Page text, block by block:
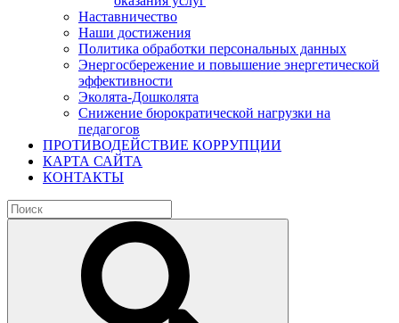
Наставничество
Наши достижения
Политика обработки персональных данных
Энергосбережение и повышение энергетической
эффективности
Эколята-Дошколята
Снижение бюрократической нагрузки на
педагогов
ПРОТИВОДЕЙСТВИЕ КОРРУПЦИИ
КАРТА САЙТА
КОНТАКТЫ